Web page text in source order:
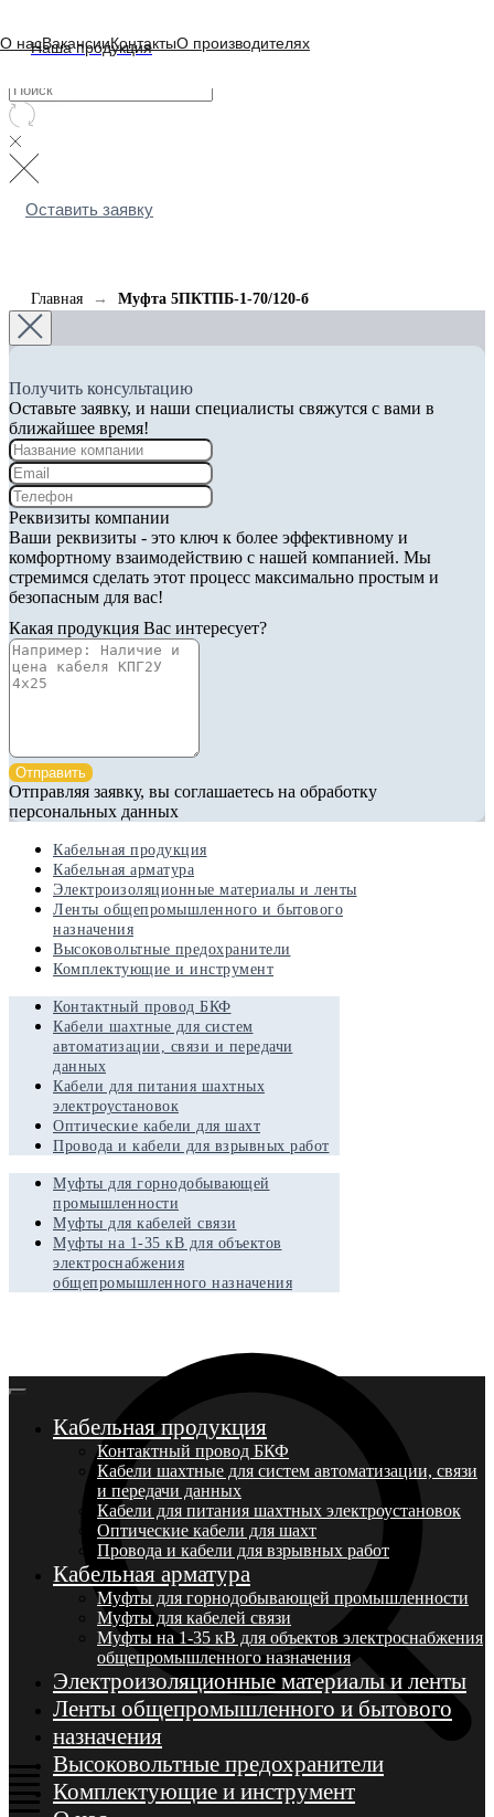
Главная Муфта 5ПКТПБ-1-70/120-б
Получить консультацию
Оставьте заявку, и наши специалисты свяжутся с вами в
ближайшее время!
Реквизиты компании
Ваши реквизиты - это ключ к более эффективному и
комфортному взаимодействию с нашей компанией. Мы
стремимся сделать этот процесс максимально простым и
безопасным для вас!
Какая продукция Вас интересует?
Отправить
Отправляя заявку, вы соглашаетесь на обработку
персональных данных
Кабельная продукция
Кабельная арматура
Электроизоляционные материалы и ленты
Ленты общепромышленного и бытового
назначения
Высоковольтные предохранители
Комплектующие и инструмент
Контактный провод БКФ
Кабели шахтные для систем
автоматизации, связи и передачи
данных
Кабели для питания шахтных
электроустановок
Оптические кабели для шахт
Провода и кабели для взрывных работ
Муфты для горнодобывающей
промышленности
Муфты для кабелей связи
Муфты на 1-35 кВ для объектов
электроснабжения
общепромышленного назначения
Наша продукция
О насВакансииКонтактыО производителях
Оставить заявку
Кабельная продукция
Контактный провод БКФ
Кабели шахтные для систем автоматизации, связи
и передачи данных
Кабели для питания шахтных электроустановок
Оптические кабели для шахт
Провода и кабели для взрывных работ
Кабельная арматура
Муфты для горнодобывающей промышленности
Муфты для кабелей связи
Муфты на 1-35 кВ для объектов электроснабжения
общепромышленного назначения
Электроизоляционные материалы и ленты
Ленты общепромышленного и бытового
назначения
Высоковольтные предохранители
Комплектующие и инструмент